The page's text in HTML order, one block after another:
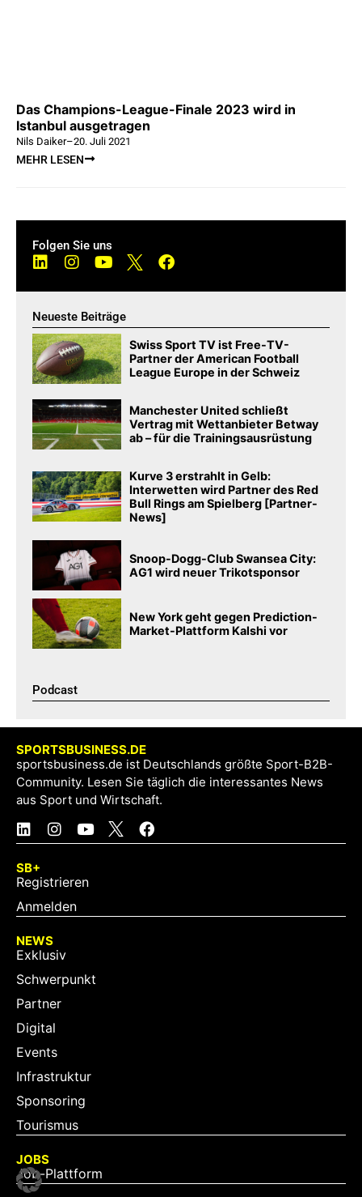
Das Champions-League-Finale 2023 wird in
Istanbul ausgetragen
Nils Daiker–20. Juli 2021
MEHR LESEN
Folgen Sie uns
Neueste Beiträge
Swiss Sport TV ist Free-TV-
Partner der American Football
League Europe in der Schweiz
Manchester United schließt
Vertrag mit Wettanbieter Betway
ab – für die Trainingsausrüstung
Kurve 3 erstrahlt in Gelb:
Interwetten wird Partner des Red
Bull Rings am Spielberg [Partner-
News]
Snoop-Dogg-Club Swansea City:
AG1 wird neuer Trikotsponsor
New York geht gegen Prediction-
Market-Plattform Kalshi vor
Podcast​
SPORTSBUSINESS.DE
sportsbusiness.de ist Deutschlands größte Sport-B2B-
Community. Lesen Sie täglich die interessantes News
aus Sport und Wirtschaft.
SB+
Registrieren
Anmelden
NEWS
Exklusiv
Schwerpunkt
Partner
Digital
Events
Infrastruktur
Sponsoring
Tourismus
JOBS
Job-Plattform